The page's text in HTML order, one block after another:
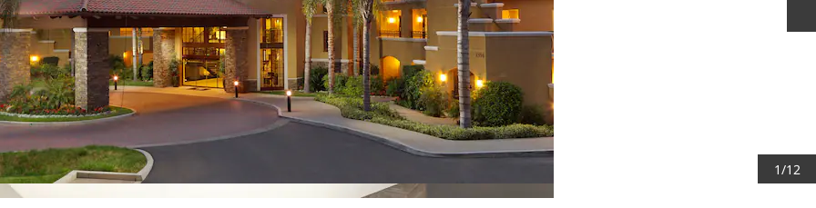
1/12